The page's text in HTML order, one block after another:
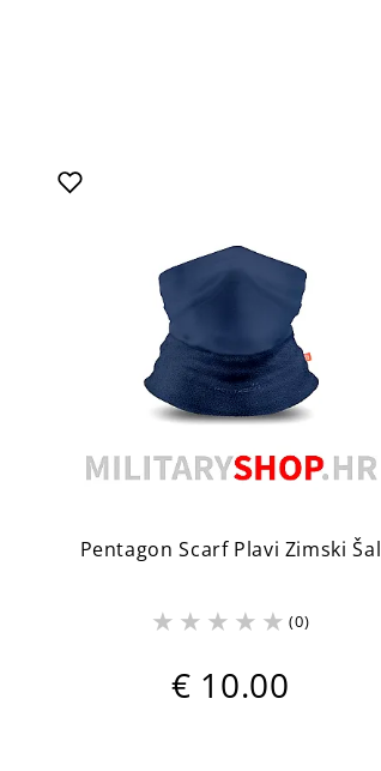
Pentagon Scarf Plavi Zimski Šal
(0)
€ 10.00